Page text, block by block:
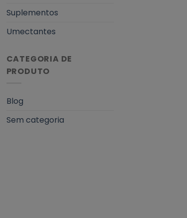
Suplementos
Umectantes
CATEGORIA DE
PRODUTO
Blog
Sem categoria